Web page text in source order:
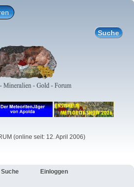
(online seit: 12. April 2006)
Suche Einloggen